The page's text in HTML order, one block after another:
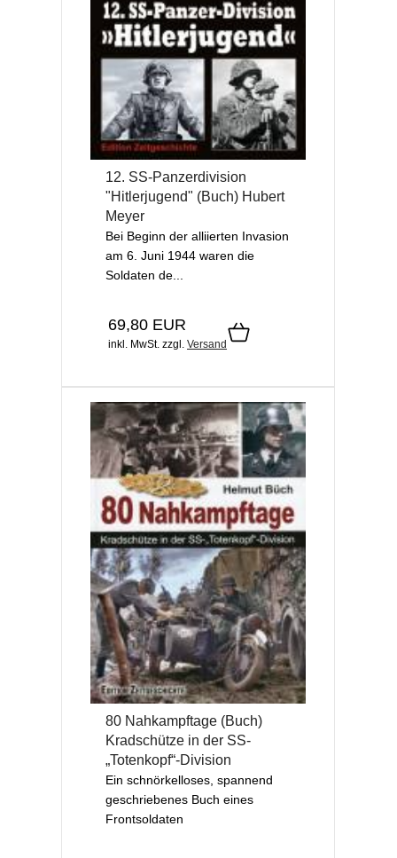
12. SS-Panzerdivision
"Hitlerjugend" (Buch) Hubert
Meyer
Bei Beginn der alliierten Invasion
am 6. Juni 1944 waren die
Soldaten de...
69,80 EUR
inkl. MwSt. zzgl. Versand
80 Nahkampftage (Buch)
Kradschütze in der SS-
„Totenkopf“-Division
Ein schnörkelloses, spannend
geschriebenes Buch eines
Frontsoldaten